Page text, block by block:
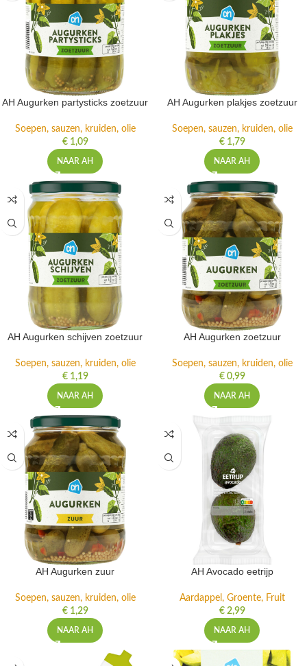
AH Augurken partysticks zoetzuur
Soepen, sauzen, kruiden, olie
€1,09
NAAR AH
AH Augurken plakjes zoetzuur
Soepen, sauzen, kruiden, olie
€1,79
NAAR AH
AH Augurken schijven zoetzuur
Soepen, sauzen, kruiden, olie
€1,19
NAAR AH
AH Augurken zoetzuur
Soepen, sauzen, kruiden, olie
€0,99
NAAR AH
AH Augurken zuur
Soepen, sauzen, kruiden, olie
€1,29
NAAR AH
AH Avocado eetrijp
Aardappel, Groente, Fruit
€2,99
NAAR AH